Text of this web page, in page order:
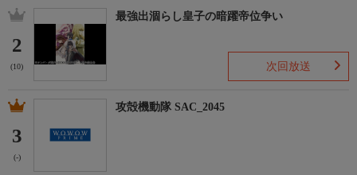
である彼女は、偶然出会った一般庶民の男子高校生・友成伊月
を、突然専属の“お世話係"に指名する。表向きは品行方正に見え
る雛子だが、着替えさえ一人ではできない生活能力皆無の“ぐう
たら娘"だった−。名家のしがらみから“完璧なお嬢様"を演じなけ
ればならない雛子。そんな彼女を守りたいと甲斐甲斐しくお世話
をする伊月。やがて雛子も全力で甘えるように…。
番組ホームページ
2
(10)
最強出涸らし皇子の暗躍帝位争い
次回放送
3
(-)
攻殻機動隊 SAC_2045